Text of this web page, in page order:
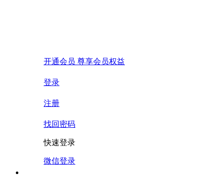
开通会员 尊享会员权益
登录
注册
找回密码
快速登录
微信登录